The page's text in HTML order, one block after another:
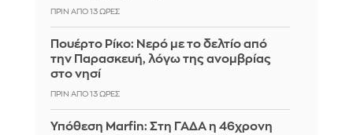
ΠΡΙΝ ΑΠΌ 13 ΏΡΕΣ
Πουέρτο Ρίκο: Νερό με το δελτίο από
την Παρασκευή, λόγω της ανομβρίας
στο νησί
ΠΡΙΝ ΑΠΌ 13 ΏΡΕΣ
Υπόθεση Marfin: Στη ΓΑΔΑ η 46χρονη